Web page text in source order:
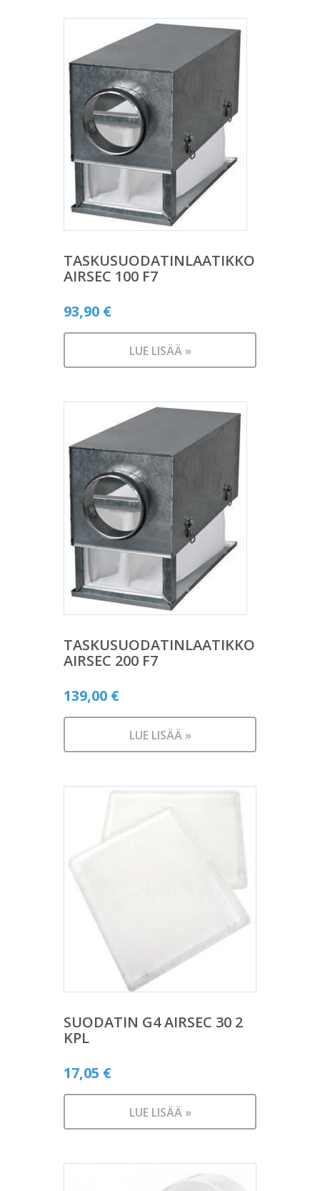
TASKUSUODATINLAATIKKO
AIRSEC 100 F7
93,90 €
LUE LISÄÄ »
TASKUSUODATINLAATIKKO
AIRSEC 200 F7
139,00 €
LUE LISÄÄ »
SUODATIN G4 AIRSEC 30 2
KPL
17,05 €
LUE LISÄÄ »